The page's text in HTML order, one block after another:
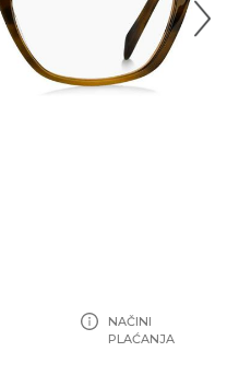
NAČINI
PLAĆANJA